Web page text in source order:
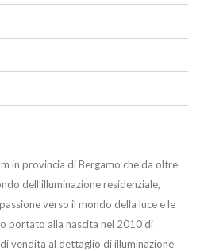
in provincia di Bergamo che da oltre
dell’illuminazione residenziale,
verso il mondo della luce e le
portato alla nascita nel 2010 di
vendita al dettaglio di illuminazione